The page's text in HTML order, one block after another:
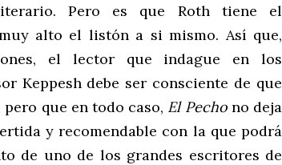
Pero es que Roth tiene el
alto el listón a si mismo. Así que,
el lector que indague en los
Keppesh debe ser consciente de que
que en todo caso, El Pechono deja
y recomendable con la que podrá
de uno de los grandes escritores de